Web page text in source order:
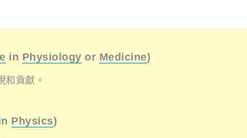
in Physiology or Medicine)
和貢獻。
Physics)